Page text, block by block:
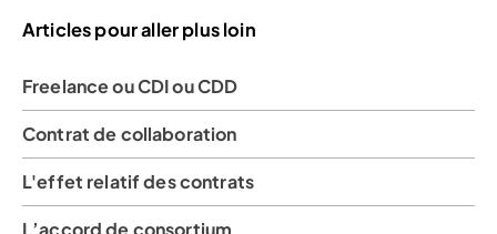
Articles pour aller plus loin
Freelance ou CDI ou CDD
Contrat de collaboration
L'effet relatif des contrats
L’accord de consortium